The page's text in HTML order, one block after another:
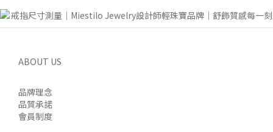
ABOUT US
品牌理念
品質承諾
會員制度